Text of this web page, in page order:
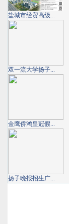
盐城市经贸高级...
双一流大学扬子...
金鹰侨鸿皇冠假...
扬子晚报招生广...